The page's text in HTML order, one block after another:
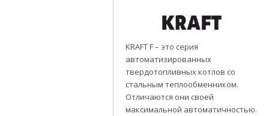
KRAFT F – это серия
автоматизированных
твердотопливных котлов со
стальным теплообменником.
Отличаются они своей
максимальной автоматичностью.